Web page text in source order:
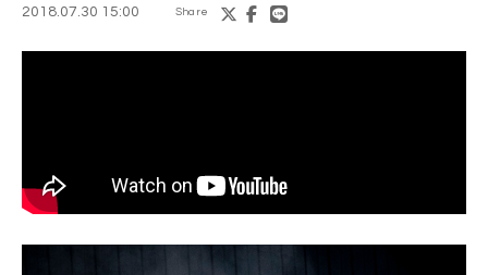
2018.07.30 15:00 Share